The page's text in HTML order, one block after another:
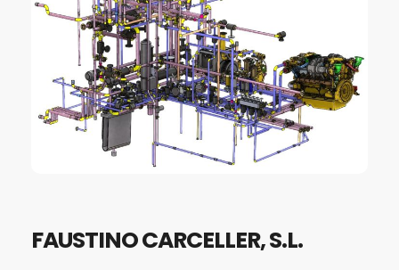
FAUSTINO CARCELLER, S.L.